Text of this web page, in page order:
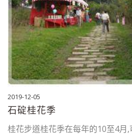
2019-12-05
石碇桂花季
桂花步道桂花季在每年的10至4月,